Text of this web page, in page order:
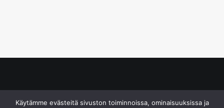
Käytämme evästeitä sivuston toiminnoissa, ominaisuuksissa ja